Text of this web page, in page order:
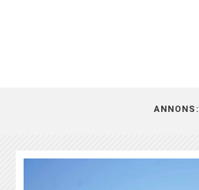
ANNONS: